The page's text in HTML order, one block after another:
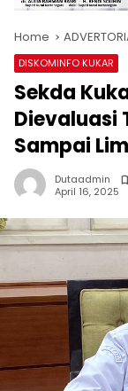
Home
DISKOMINFO KUKAR
Sekda
Dievaluasi
Sampai
Dutaadmin
April 16, 2025